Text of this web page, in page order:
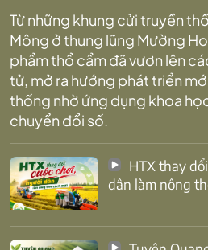
Từ những khung cửi truyền
Mông ở thung lũng Mường
phẩm thổ cẩm đã vươn lên
tử, mở ra hướng phát triển
thống nhờ ứng dụng khoa
chuyển đổi số.
dân làm nông